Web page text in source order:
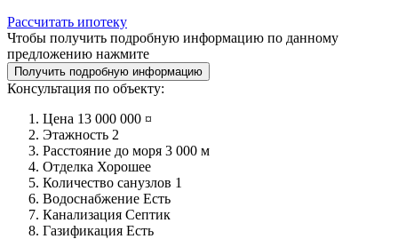
Рассчитать ипотеку
Чтобы получить подробную информацию по данному
предложению нажмите
Получить подробную информацию
Консультация по объекту:
Цена 13 000 000 ¤
Этажность 2
Расстояние до моря 3 000 м
Отделка Хорошее
Количество санузлов 1
Водоснабжение Есть
Канализация Септик
Газификация Есть